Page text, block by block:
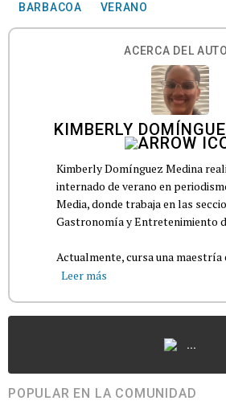
BARBACOA VERANO
ACERCA DEL
KIMBERLY
Kimberly Domínguez Medina
internado de verano en
Media, donde trabaja en las
Gastronomía y Entretenimiento
Actualmente, cursa una maestría
Leer más
...
POPULAR EN LA COMUNIDAD